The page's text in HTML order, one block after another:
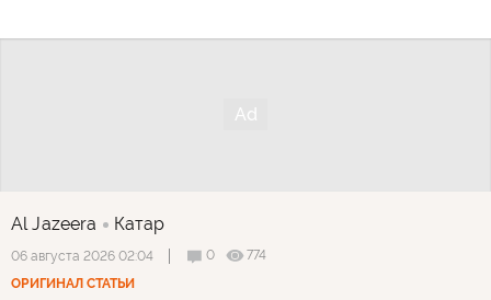
Al Jazeera Катар
06 августа 2026 02:04 0
774
ОРИГИНАЛ СТАТЬИ